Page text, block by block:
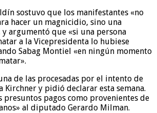
sostuvo que los manifestantes «no
hacer un magnicidio, sino una
argumentó que «si una persona
a la Vicepresidenta lo hubiese
Sabag Montiel «en ningún momento
de las procesadas por el intento de
Kirchner y pidió declarar esta semana.
presuntos pagos como provenientes de
al diputado Gerardo Milman.